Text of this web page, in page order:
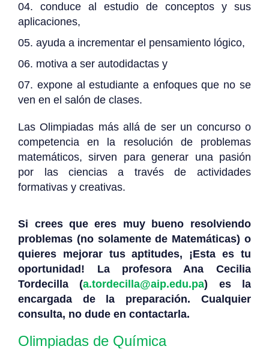
conduce al estudio de conceptos y sus
aplicaciones,
ayuda a incrementar el pensamiento lógico,
motiva a ser autodidactas y
expone al estudiante a enfoques que no se
ven en el salón de clases.
Las Olimpiadas más allá de ser un concurso o
competencia en la resolución de problemas
matemáticos, sirven para generar una pasión
por las ciencias a través de actividades
formativas y creativas.
Si crees que eres muy bueno resolviendo
problemas (no solamente de Matemáticas) o
quieres mejorar tus aptitudes, ¡Esta es tu
oportunidad! La profesora Ana Cecilia
Tordecilla (a.tordecilla@aip.edu.pa) es la
encargada de la preparación. Cualquier
consulta, no dude en contactarla.
Olimpiadas de Química